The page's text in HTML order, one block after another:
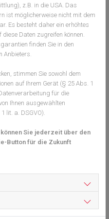
des SpiFa, ergänzt: „Es
um nicht weniger
denjenigen, die unser
wird niemals so
ausgefallene Erlös durch
einem Zusatzverdienst zu
Ende bleibt immer noch ein
z.B. in die USA. Das
ist möglicherweise nicht mit dem
Es besteht daher ein erhöhtes
Daten zugreifen können.
finden Sie in den
Anbieters.
stimmen Sie sowohl dem
auf Ihrem Gerät (§ 25 Abs. 1
für die
Ihnen ausgewählten
lit. a. DSGVO).
Sie jederzeit über den
Button für die Zukunft